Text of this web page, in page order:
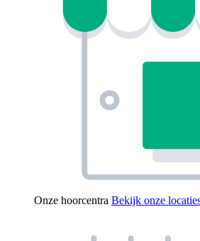
Onze hoorcentra Bekijk onze